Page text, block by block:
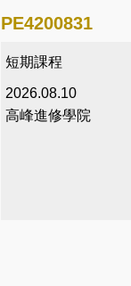
PE4200831
短期課程
2026.08.10
高峰進修學院